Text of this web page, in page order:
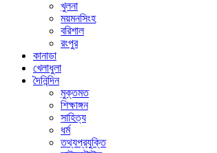
খুলনা
ময়মনসিংহ
বরিশাল
রংপুর
কানাডা
খেলাধুলা
দৈনিন্দিন
মুক্তমত
শিক্ষাঙ্গন
সাহিত্য
ধর্ম
তথ্যপ্রযুক্তি